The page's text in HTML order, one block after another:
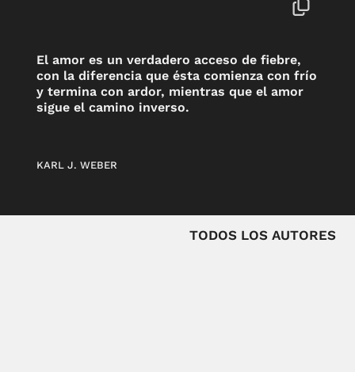
El amor es un verdadero acceso de fiebre,
con la diferencia que ésta comienza con frío
y termina con ardor, mientras que el amor
sigue el camino inverso.
KARL J. WEBER
TODOS LOS AUTORES